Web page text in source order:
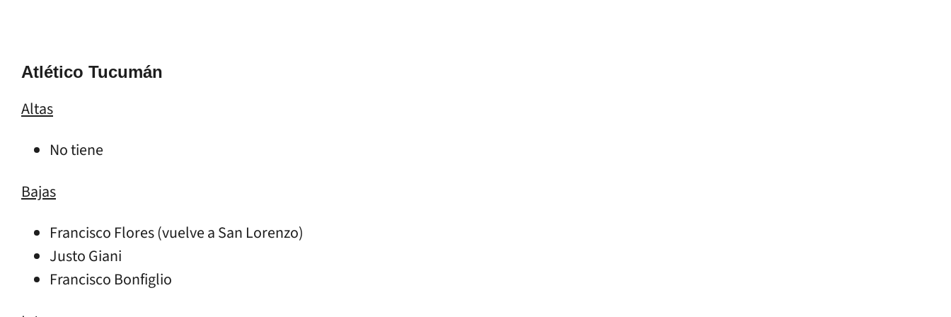
Atlético Tucumán
Altas
No tiene
Bajas
Francisco Flores (vuelve a San Lorenzo)
Justo Giani
Francisco Bonfiglio